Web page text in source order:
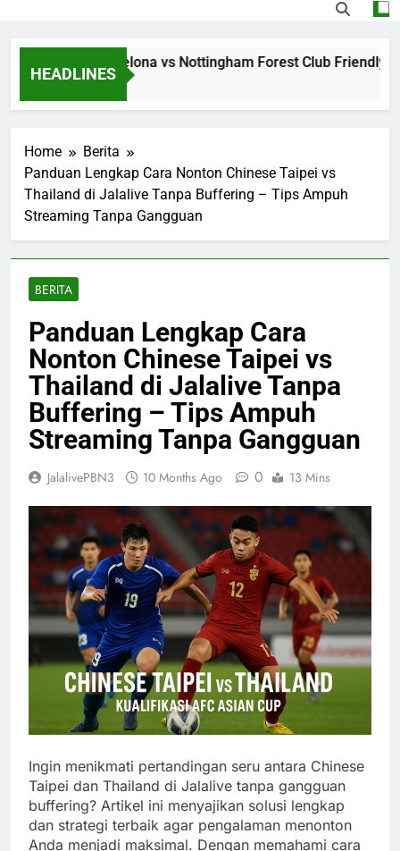
HEADLINES
Jalalive Barcelona vs Nottingham Forest Club Friendly
Home
Berita
Panduan Lengkap Cara Nonton Chinese Taipei vs
Thailand di Jalalive Tanpa Buffering – Tips Ampuh
Streaming Tanpa Gangguan
BERITA
Panduan Lengkap Cara
Nonton Chinese Taipei vs
Thailand di Jalalive Tanpa
Buffering – Tips Ampuh
Streaming Tanpa Gangguan
JalalivePBN3 10 Months Ago 0 13 Mins
Ingin menikmati pertandingan seru antara Chinese
Taipei dan Thailand di Jalalive tanpa gangguan
buffering? Artikel ini menyajikan solusi lengkap
dan strategi terbaik agar pengalaman menonton
Anda menjadi maksimal. Dengan memahami cara